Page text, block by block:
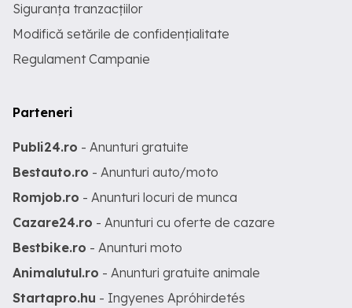
Siguranța tranzacțiilor
Modifică setările de confidențialitate
Regulament Campanie
Parteneri
Publi24.ro - Anunturi gratuite
Bestauto.ro - Anunturi auto/moto
Romjob.ro - Anunturi locuri de munca
Cazare24.ro - Anunturi cu oferte de cazare
Bestbike.ro - Anunturi moto
Animalutul.ro - Anunturi gratuite animale
Startapro.hu - Ingyenes Apróhirdetés